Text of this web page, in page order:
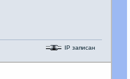
IP записан